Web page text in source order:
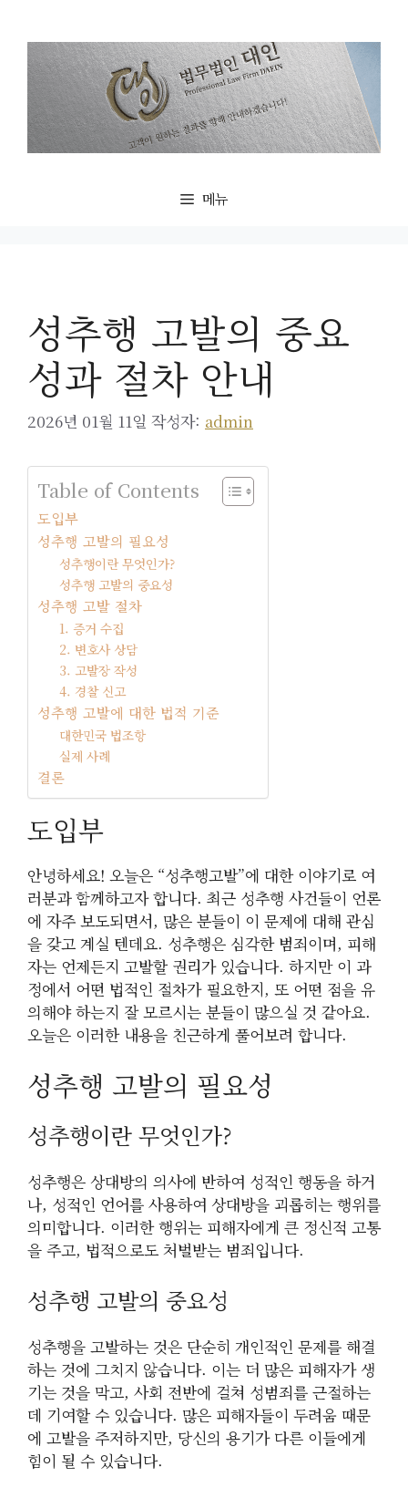
메뉴
성추행 고발의 중요
성과 절차 안내
2026년 01월 11일 작성자: admin
Table of Contents
도입부
성추행 고발의 필요성
성추행이란 무엇인가?
성추행 고발의 중요성
성추행 고발 절차
1. 증거 수집
2. 변호사 상담
3. 고발장 작성
4. 경찰 신고
성추행 고발에 대한 법적 기준
대한민국 법조항
실제 사례
결론
도입부
안녕하세요! 오늘은 “성추행고발”에 대한 이야기로 여
러분과 함께하고자 합니다. 최근 성추행 사건들이 언론
에 자주 보도되면서, 많은 분들이 이 문제에 대해 관심
을 갖고 계실 텐데요. 성추행은 심각한 범죄이며, 피해
자는 언제든지 고발할 권리가 있습니다. 하지만 이 과
정에서 어떤 법적인 절차가 필요한지, 또 어떤 점을 유
의해야 하는지 잘 모르시는 분들이 많으실 것 같아요.
오늘은 이러한 내용을 친근하게 풀어보려 합니다.
성추행 고발의 필요성
성추행이란 무엇인가?
성추행은 상대방의 의사에 반하여 성적인 행동을 하거
나, 성적인 언어를 사용하여 상대방을 괴롭히는 행위를
의미합니다. 이러한 행위는 피해자에게 큰 정신적 고통
을 주고, 법적으로도 처벌받는 범죄입니다.
성추행 고발의 중요성
성추행을 고발하는 것은 단순히 개인적인 문제를 해결
하는 것에 그치지 않습니다. 이는 더 많은 피해자가 생
기는 것을 막고, 사회 전반에 걸쳐 성범죄를 근절하는
데 기여할 수 있습니다. 많은 피해자들이 두려움 때문
에 고발을 주저하지만, 당신의 용기가 다른 이들에게
힘이 될 수 있습니다.